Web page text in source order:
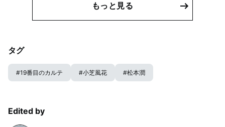
もっと見る
タグ
#19番目のカルテ #小芝風花 #松本潤
Edited by